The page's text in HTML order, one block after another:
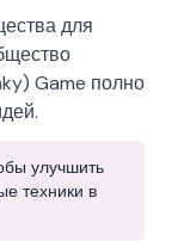
для
Game полно
улучшить
техники в